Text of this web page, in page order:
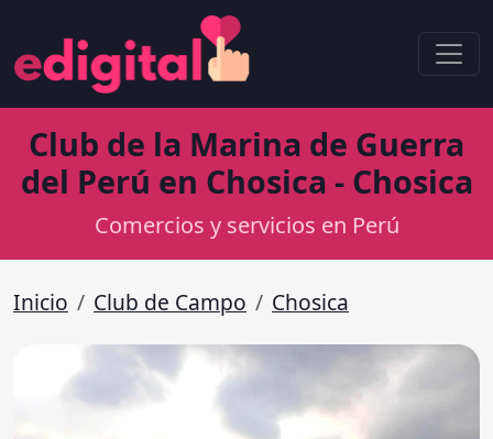
Club de la Marina de Guerra
del Perú en Chosica - Chosica
Comercios y servicios en Perú
Inicio Club de Campo Chosica